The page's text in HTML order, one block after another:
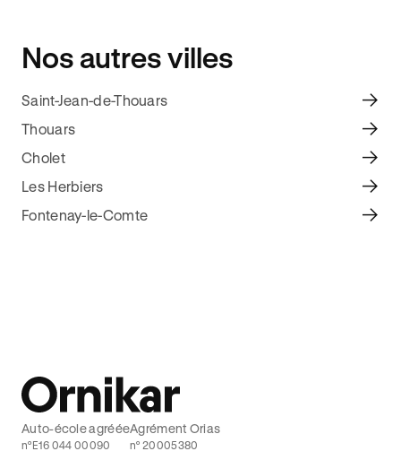
Nos autres villes
Saint-Jean-de-Thouars
Thouars
Cholet
Les Herbiers
Fontenay-le-Comte
Auto-école agréée
n°E16 044 00090
Agrément Orias
n° 20005380